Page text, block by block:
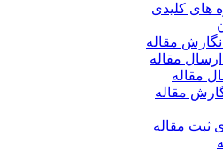
های کلیدی
نگارش مقاله
مقاله
مقاله
مقاله
ثبت مقاله